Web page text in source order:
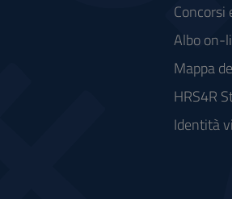
Concorsi
Albo on-
Mappa
HRS4R
Identità